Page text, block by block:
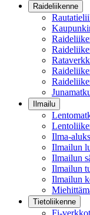
Raideliikenne
Ilmailu
Ilma-
Ilmailun
Ilmailun
Ilmailun
Ilmailun
Tietoliikenne
Fi-